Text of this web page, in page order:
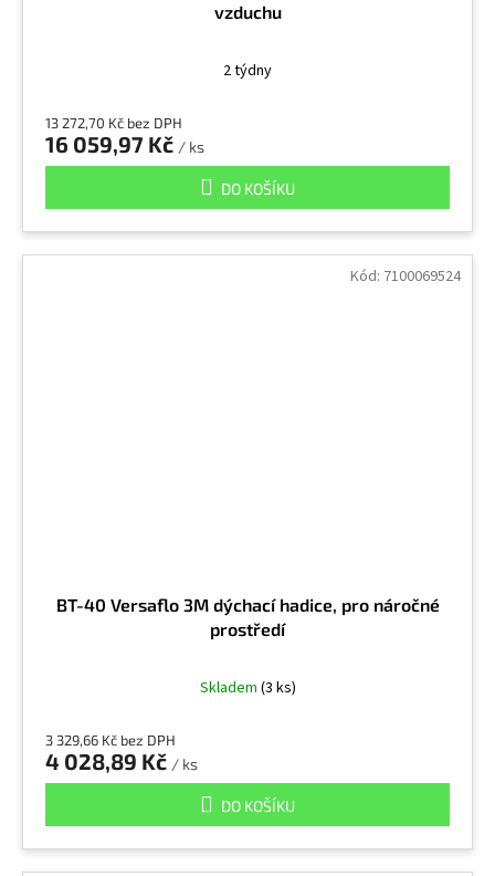
vzduchu
2 týdny
13 272,70 Kč bez DPH
16 059,97 Kč / ks
DO KOŠÍKU
BT-40 Versaflo 3M dýchací hadice, pro náročné
prostředí
Skladem (3 ks)
3 329,66 Kč bez DPH
4 028,89 Kč / ks
DO KOŠÍKU
Kód: 7100069524